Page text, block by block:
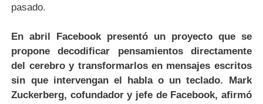
pasado.
En abril Facebook presentó un proyecto que se
propone decodificar pensamientos directamente
del cerebroy transformarlos en mensajes escritos
sin que intervengan el habla o un teclado. Mark
Zuckerberg, cofundador y jefe de Facebook, afirmó